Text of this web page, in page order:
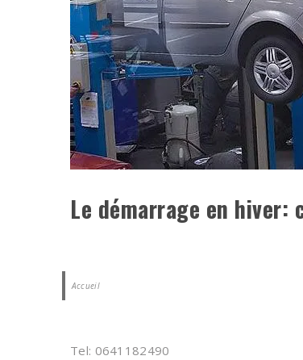
Le démarrage en
Accueil
Tel: 0641182490